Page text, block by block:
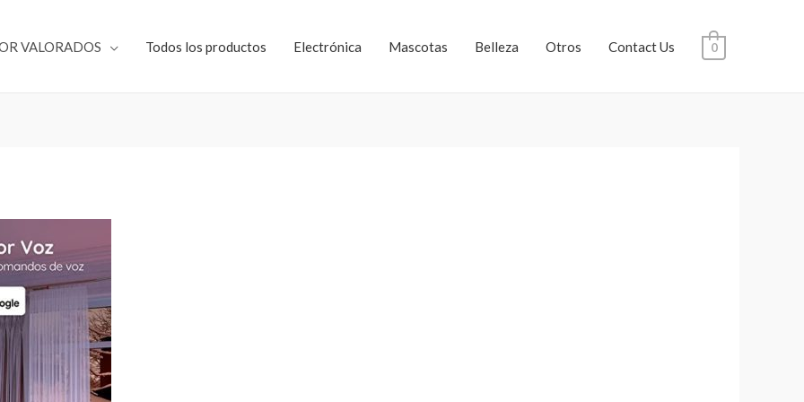
VALORADOS Todos los productos Electrónica Mascotas Belleza Otros Contact Us 0